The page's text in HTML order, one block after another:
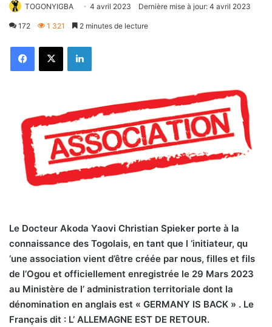
TOGONYIGBA 4 avril 2023 Dernière mise à jour: 4 avril 2023
172 1 321 2 minutes de lecture
FacebookX Linkedin
Le Docteur Akoda Yaovi Christian Spieker porte à la
connaissance des Togolais, en tant que l ‘initiateur, qu
‘une association vient d’être créée par nous, filles et fils
de l’Ogou et officiellement enregistrée le 29 Mars 2023
au Ministère de l’ administration territoriale dont la
dénomination en anglais est « GERMANY IS BACK » . Le
Français dit : L’ ALLEMAGNE EST DE RETOUR.